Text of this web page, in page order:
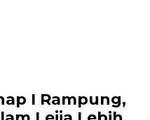
I Rampung,